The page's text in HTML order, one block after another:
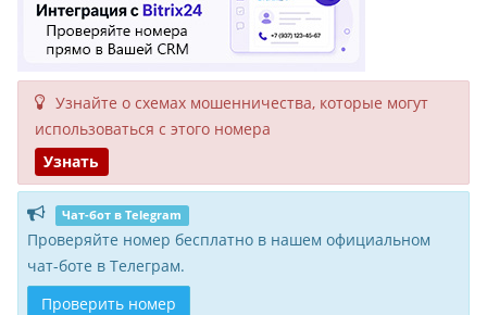
Узнайте о схемах мошенни­чества, кото­рые могут
исполь­зоваться с этого номера
Узнать
Чат-бот в Telegram
Проверяйте номер бесплатно в нашем официальном
чат-боте в Телеграм.
Проверить номер